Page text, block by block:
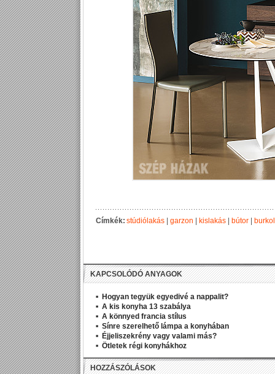
Címkék:stúdiólakás garzon kislakás bútor
KAPCSOLÓDÓ ANYAGOK
Hogyan tegyük egyedivé a nappalit?
A kis konyha 13 szabálya
A könnyed francia stílus
Sínre szerelhető lámpa a konyhában
Éjjeliszekrény vagy valami más?
Ötletek régi konyhákhoz